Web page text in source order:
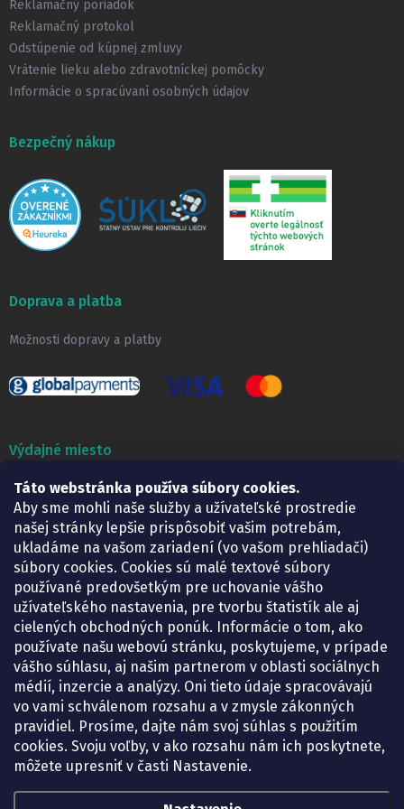
Táto webstránka používa súbory cookies.
Aby sme mohli naše služby a užívateľské prostredie
našej stránky lepšie prispôsobiť vašim potrebám,
ukladáme na vašom zariadení (vo vašom prehliadači)
súbory cookies. Cookies sú malé textové súbory
používané predovšetkým pre uchovanie vášho
užívateľského nastavenia, pre tvorbu štatistík ale aj
cielených obchodných ponúk. Informácie o tom, ako
používate našu webovú stránku, poskytujeme, v prípade
vášho súhlasu, aj našim partnerom v oblasti sociálnych
médií, inzercie a analýzy. Oni tieto údaje spracovávajú
vo vami schválenom rozsahu a v zmysle zákonných
pravidiel. Prosíme, dajte nám svoj súhlas s použitím
cookies. Svoju voľby, v ako rozsahu nám ich poskytnete,
môžete upresniť v časti Nastavenie.
Reklamačný poriadok
Reklamačný protokol
Odstúpenie od kúpnej zmluvy
Vrátenie lieku alebo zdravotníckej pomôcky
Informácie o spracúvaní osobných údajov
Bezpečný nákup
Doprava a platba
Možnosti dopravy a platby
Výdajné miesto
Lekáreň ADONAI
Košice – Smetanova 2
Pondelok:
07.30 – 15.30 h.
Utorok:
07.30 – 16.00 h.
Streda:
07.30 – 16.00 h.
Štvrtok:
07.30 – 15.30 h.
Piatok:
07.30 – 15.30 h.
KONTAKT
eshop@lekarenadonai.sk
+421 948 203 203
Nájdete nás na Facebooku.
lekarenadonai/